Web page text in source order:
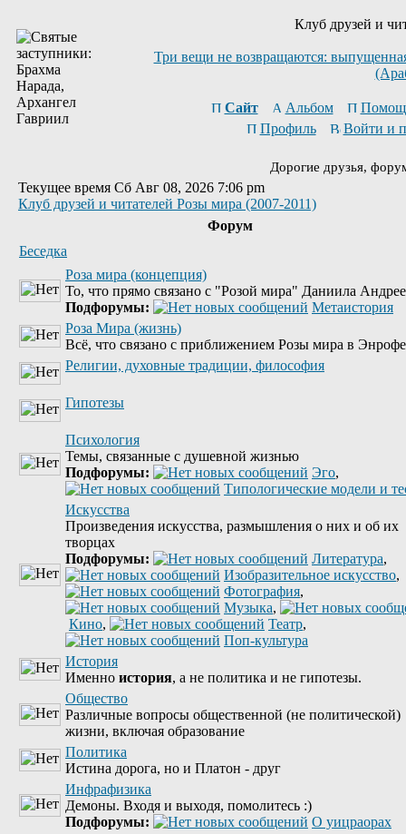
Клуб друзей и
Три вещи не возвращаются:
Сайт Альбом
Профиль
Войти и
Дорогие друзья,
Текущее время Сб Авг 08, 2026 7:06 pm
Клуб друзей и читателей Розы мира (2007-2011)
Форум
Беседка
Роза мира (концепция)
То, что прямо связано с "Розой мира" Даниила
Подфорумы:
Метаистория
Роза Мира (жизнь)
Всё, что связано с приближением Розы мира в
Религии, духовные традиции, философия
Гипотезы
Психология
Темы, связанные с душевной жизнью
Подфорумы:
Эго,
Типологические модели и
Искусства
Произведения искусства, размышления о них и об их
творцах
Подфорумы:
Литература,
Изобразительное искусство,
Фотография,
Музыка,
Кино, Театр,
Поп-культура
История
Именно история, а не политика и не гипотезы.
Общество
Различные вопросы общественной (не политической)
жизни, включая образование
Политика
Истина дорога, но и Платон - друг
Инфрафизика
Демоны. Входя и выходя, помолитесь :)
Подфорумы:
О уицраорах